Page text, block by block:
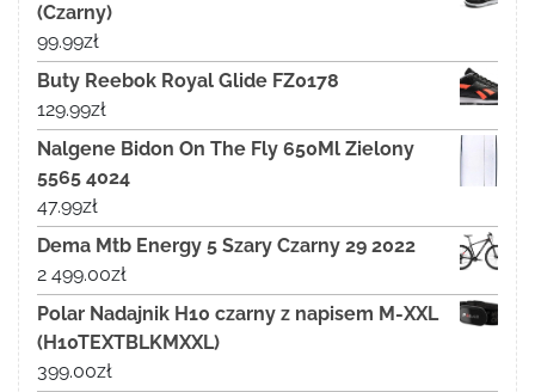
(Czarny)
99.99zł
Buty Reebok Royal Glide FZ0178
129.99zł
Nalgene Bidon On The Fly 650Ml Zielony
5565 4024
47.99zł
Dema Mtb Energy 5 Szary Czarny 29 2022
2 499.00zł
Polar Nadajnik H10 czarny z napisem M-XXL
(H10TEXTBLKMXXL)
399.00zł